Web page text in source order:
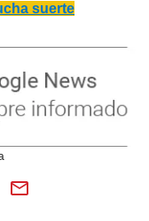
suerte